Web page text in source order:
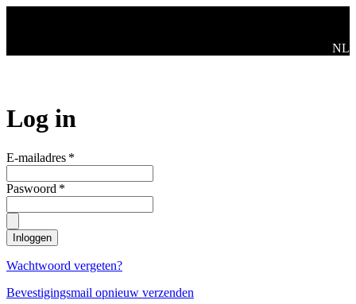
NL
Log in
E-mailadres *
Paswoord *
Inloggen
Wachtwoord vergeten?
Bevestigingsmail opnieuw verzenden